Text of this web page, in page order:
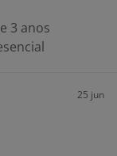
3 anos
25 jun